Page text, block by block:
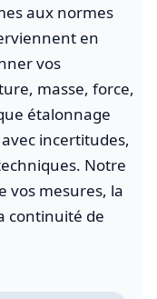
aux normes
en
vos
masse, force,
étalonnage
incertitudes,
Notre
vos mesures, la
continuité de